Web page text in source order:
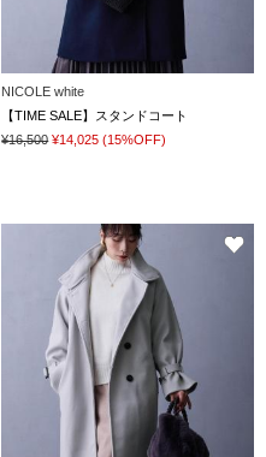
NICOLE white
【TIME SALE】スタンドコート
¥16,500 ¥14,025 (15%OFF)